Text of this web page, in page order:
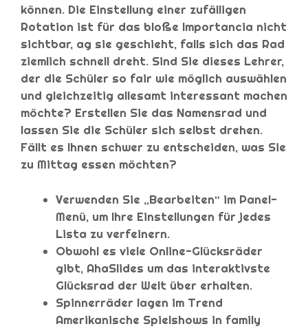
können. Die Einstellung einer zufälligen
Rotation ist für das bloße Importancia nicht
sichtbar, ag sie geschieht, falls sich das Rad
ziemlich schnell dreht. Sind Sie dieses Lehrer,
der die Schüler so fair wie möglich auswählen
und gleichzeitig allesamt interessant machen
möchte? Erstellen Sie das Namensrad und
lassen Sie die Schüler sich selbst drehen.
Fällt es Ihnen schwer zu entscheiden, was Sie
zu Mittag essen möchten?
Verwenden Sie „Bearbeiten“ im Panel-
Menü, um Ihre Einstellungen für jedes
Lista zu verfeinern.
Obwohl es viele Online-Glücksräder
gibt, AhaSlides um das interaktivste
Glücksrad der Welt über erhalten.
Spinnerräder lagen im Trend
Amerikanische Spielshows in family